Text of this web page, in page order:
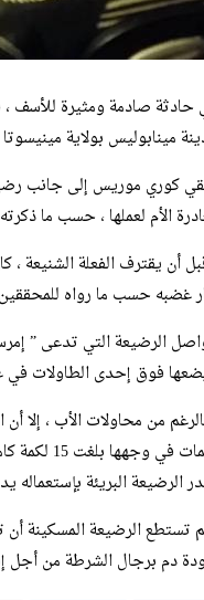
حادثة صادمة ومثيرة للأسف ،
مينابوليس بولاية
كوري موريس إلى جانب
الأم لعملها ، حسب ما
أن يقترف الفعلة الشنيعة
غضبه حسب ما رواه
الرضيعة التي تدعى ”
فوق إحدى الطاولات في
من محاولات الأب ، إلا
لكمات
الرضيعة البريئة بإستعماله
تستطع الرضيعة المسكينة
دم برجال الشرطة من أجل